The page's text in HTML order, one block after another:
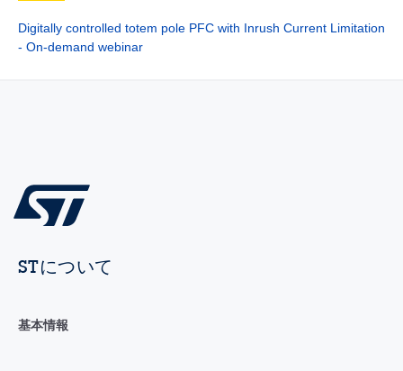
Digitally controlled totem pole PFC with Inrush Current Limitation
- On-demand webinar
STについて
基本情報